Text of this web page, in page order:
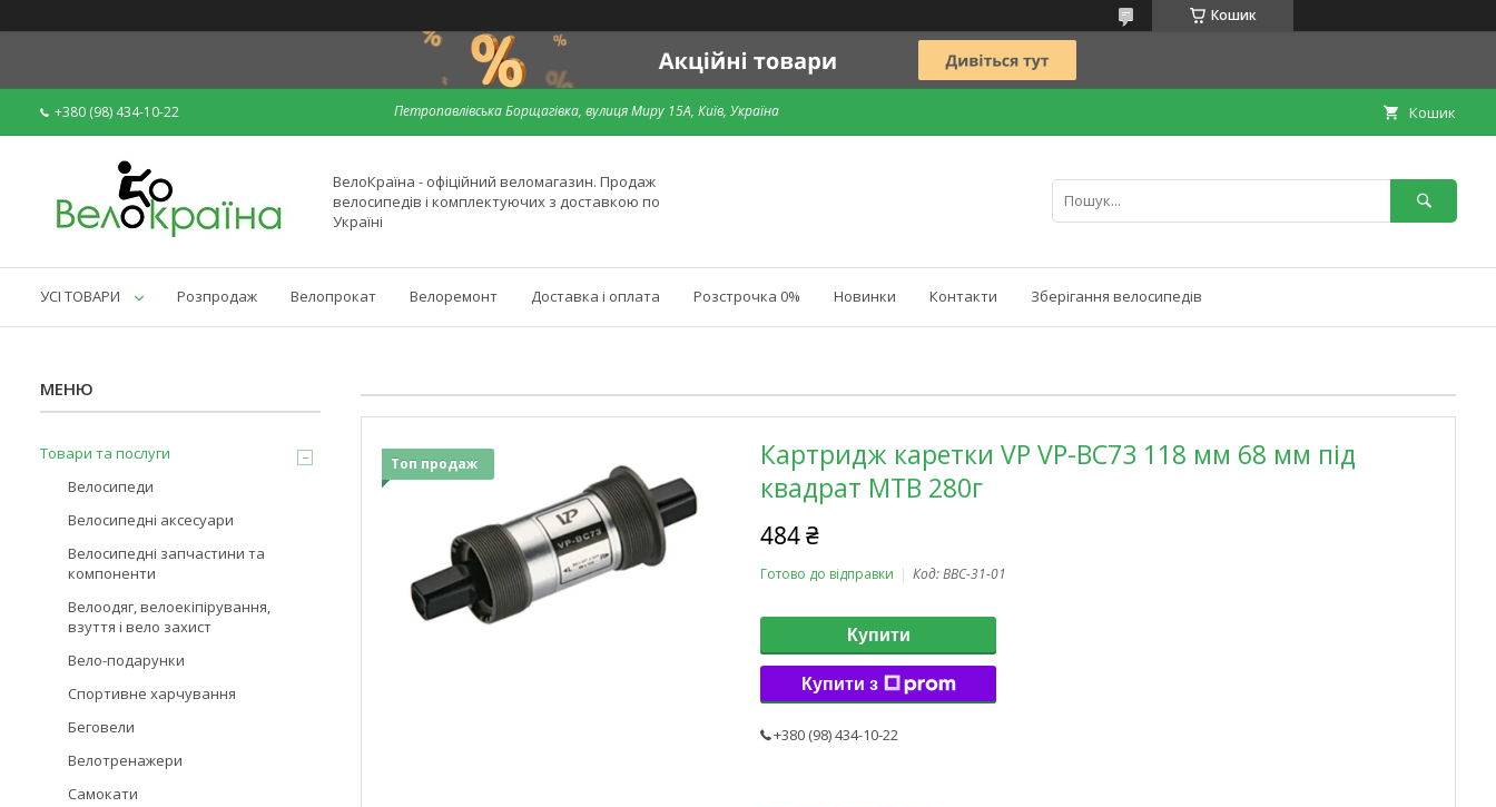
Кошик
+380 (98) 434-10-22 Петропавлівська Борщагівка, вулиця Миру 15А, Київ, Україна Кошик
ВелоКраїна - офіційний веломагазин. Продаж
велосипедів і комплектуючих з доставкою по
Україні
УСІ ТОВАРИ Розпродаж Велопрокат Велоремонт Доставка і оплата Розстрочка 0% Новинки Контакти Зберігання велосипедів
Топ продаж
Картридж каретки VP VP-BC73 118 мм 68 мм під
квадрат MTB 280г
484 ₴
Готово до відправки Код:BBC-31-01
Купити
Купити з
+380 (98) 434-10-22
Товари та послуги
Велосипеди
Велосипедні аксесуари
Велосипедні запчастини та
компоненти
Велоодяг, велоекіпірування,
взуття і вело захист
Вело-подарунки
Спортивне харчування
Беговели
Велотренажери
Самокати